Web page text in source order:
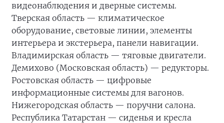
видеонаблюдения и дверные системы.
Тверская область — климатическое
оборудование, световые линии, элементы
интерьера и экстерьера, панели навигации.
Владимирская область — тяговые двигатели.
Демихово (Московская область) — редукторы.
Ростовская область — цифровые
информационные системы для вагонов.
Нижегородская область — поручни салона.
Республика Татарстан — сиденья и кресла